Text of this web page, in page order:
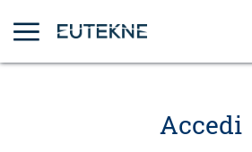
Accedi